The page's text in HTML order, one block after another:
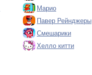
Марио
Павер Рейнджеры
Смешарики
Хелло китти